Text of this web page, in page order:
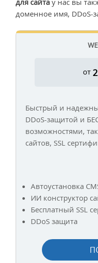
доменное имя, DDoS-
от
Быстрый и
DDoS-защитой и
возможностями,
сайтов, SSL
Автоустановка
ИИ конструктор
Бесплатный SSL
DDoS защита